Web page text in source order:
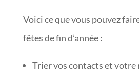
Voici ce que vous pouvez
fêtes de fin d’année :
Trier vos contacts et votre